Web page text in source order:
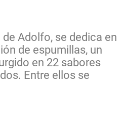
Adolfo, se dedica en
de espumillas, un
en 22 sabores
Entre ellos se